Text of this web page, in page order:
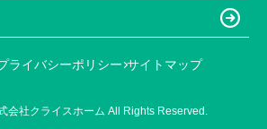
ライバシーポリシー サイトマップ
会社クライスホーム All Rights Reserved.